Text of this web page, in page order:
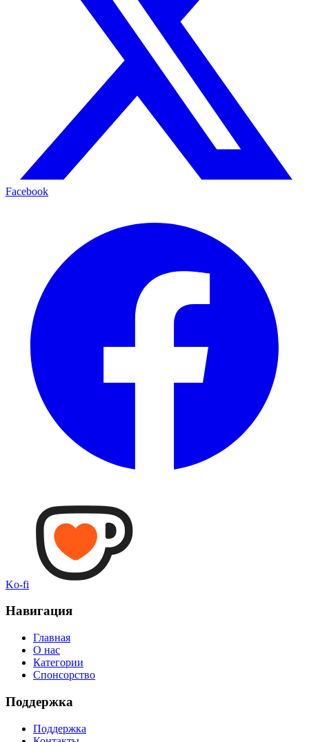
Facebook
Ko-fi
Навигация
Главная
О нас
Категории
Спонсорство
Поддержка
Поддержка